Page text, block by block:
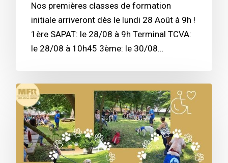
Nos premières classes de formation
initiale arriveront dès le lundi 28 Août à 9h !
1ère SAPAT: le 28/08 à 9h Terminal TCVA:
le 28/08 à 10h45 3ème: le 30/08…